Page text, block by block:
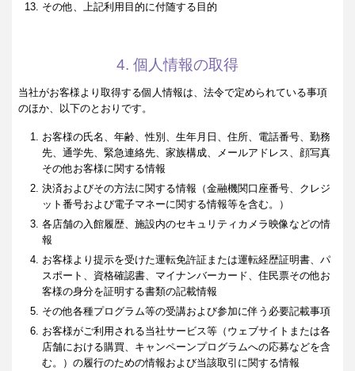
その他、上記利用目的に付随する目的
4. 個人情報の取得
当社がお客様より取得する個人情報は、法令で定められている事項
のほか、以下のとおりです。
お客様の氏名、年齢、性別、生年月日、住所、電話番号、勤務
先、通学先、緊急連絡先、家族構成、メールアドレス、顔写真
その他お客様に関する情報
決済およびその方法に関する情報（金融機関口座番号、クレジ
ット番号および電子マネーに関する情報等を含む。）
各店舗の入館履歴、施設内のセキュリティカメラ映像などの情
報
お客様より提示を受けた運転免許証または運転経歴証明書、パ
スポート、資格確認書、マイナンバーカード、住民票その他お
客様の身分を証明する書類の記載情報
その他各種プログラム等の受講および参加に伴う必要記載事項
お客様がご利用される当社サービス等（ウェブサイトまたは各
店舗における購買、キャンペーンプログラムへの応募などを含
む。）の履行のための情報および当該取引に関する情報